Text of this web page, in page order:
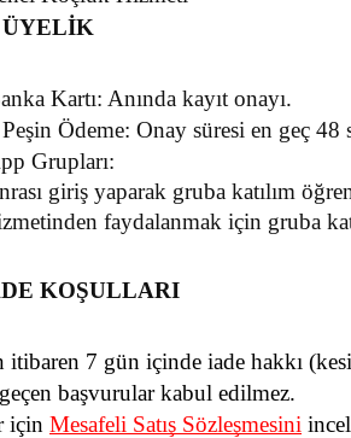
ÜYELİK
Kartı: Anında kayıt onayı.
Ödeme: Onay süresi en geç 48
Grupları:
giriş yaparak gruba katılım
faydalanmak için gruba
KOŞULLARI
itibaren 7 gün içinde iade hakkı
başvurular kabul edilmez.
için Mesafeli Satış Sözleşmesini